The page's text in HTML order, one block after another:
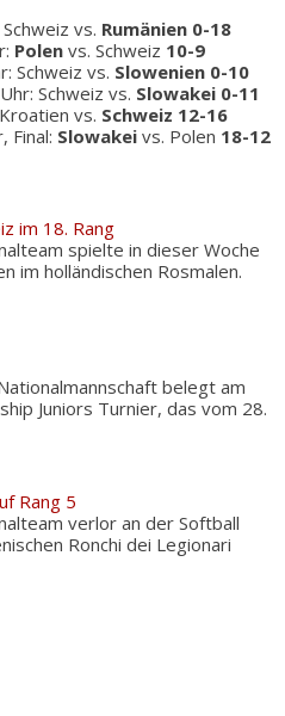
vs. Rumänien 0-18
Polen vs. Schweiz 10-9
Schweiz vs. Slowenien 0-10
Schweiz vs. Slowakei 0-11
vs. Schweiz 12-16
Final: Slowakei vs. Polen 18-12
im 18. Rang
spielte in dieser Woche
im holländischen Rosmalen.
belegt am
Juniors Turnier, das vom 28.
Rang 5
verlor an der Softball
Ronchi dei Legionari